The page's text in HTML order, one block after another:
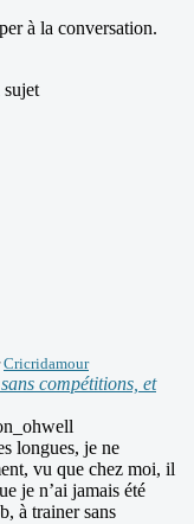
à la conversation.
Cricridamour
compétitions, et
longues, je ne
vu que chez moi, il
je n’ai jamais été
à trainer sans